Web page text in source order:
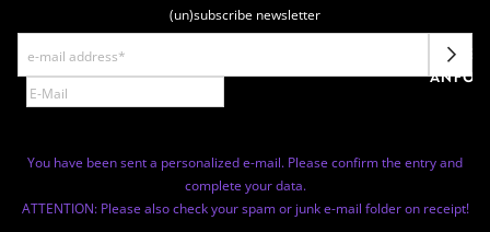
(un)subscribe newsletter
You have been sent a personalized e-mail. Please confirm the entry and
complete your data.
ATTENTION: Please also check your spam or junk e-mail folder on receipt!